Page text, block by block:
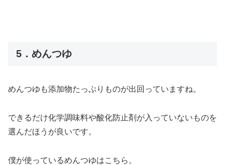
5．めんつゆ
めんつゆも添加物たっぷりものが出回っていますね。
できるだけ化学調味料や酸化防止剤が入っていないものを
選んだほうが良いです。
僕が使っているめんつゆはこちら。